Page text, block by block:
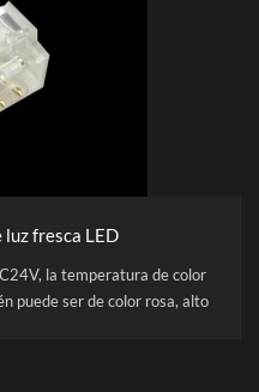
fresca LED
la temperatura de color
puede ser de color rosa, alto